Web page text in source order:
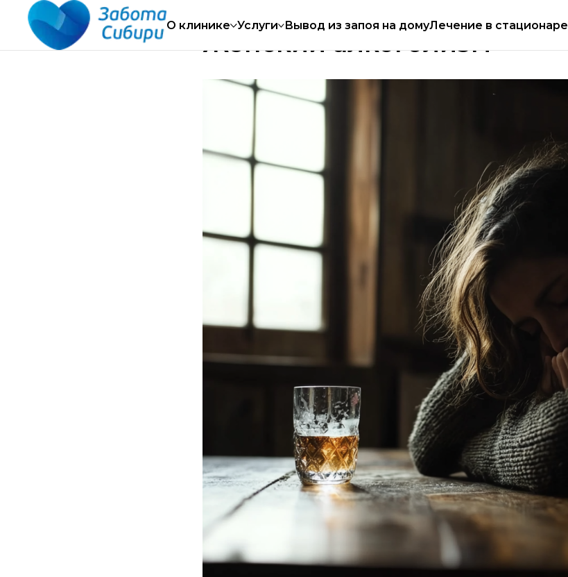
Работаем круглосуточно
О клинике Услуги Вывод из запоя на домуЛечение в стационаре
Женский алкоголизм